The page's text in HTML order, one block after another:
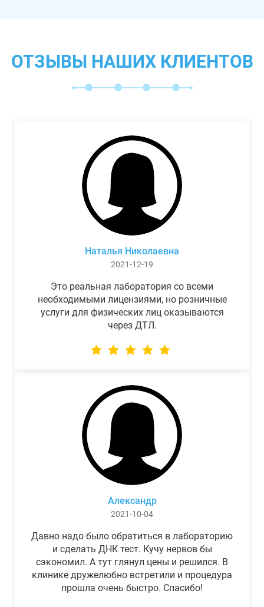
ОТЗЫВЫ НАШИХ КЛИЕНТОВ
Наталья Николаевна
2021-12-19
Это реальная лаборатория со всеми
необходимыми лицензиями, но розничные
услуги для физических лиц оказываются
через ДТЛ.
Александр
2021-10-04
Давно надо было обратиться в лабораторию
и сделать ДНК тест. Кучу нервов бы
сэкономил. А тут глянул цены и решился. В
клинике дружелюбно встретили и процедура
прошла очень быстро. Спасибо!